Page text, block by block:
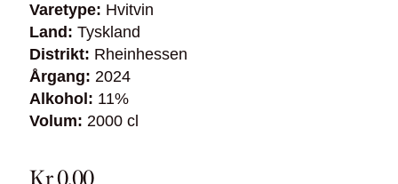
Varetype: Hvitvin
Land: Tyskland
Distrikt: Rheinhessen
Årgang: 2024
Alkohol: 11%
Volum: 2000 cl